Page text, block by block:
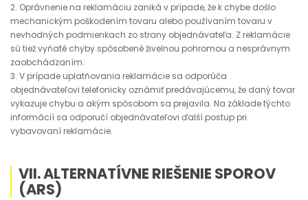
2. Oprávnenie na reklamáciu zaniká v prípade, že k chybe došlo
mechanickým poškodením tovaru alebo používaním tovaru v
nevhodných podmienkach zo strany objednávateľa. Z reklamácie
sú tiež vyňaté chyby spôsobené živelnou pohromou a nesprávnym
zaobchádzaním.
3. V prípade uplatňovania reklamácie sa odporúča
objednávateľovi telefonicky oznámiť predávajúcemu, že daný tovar
vykazuje chybu a akým spôsobom sa prejavila. Na základe týchto
informácií sa odporučí objednávateľovi ďalší postup pri
vybavovaní reklamácie.
VII. ALTERNATÍVNE RIEŠENIE SPOROV
(ARS)